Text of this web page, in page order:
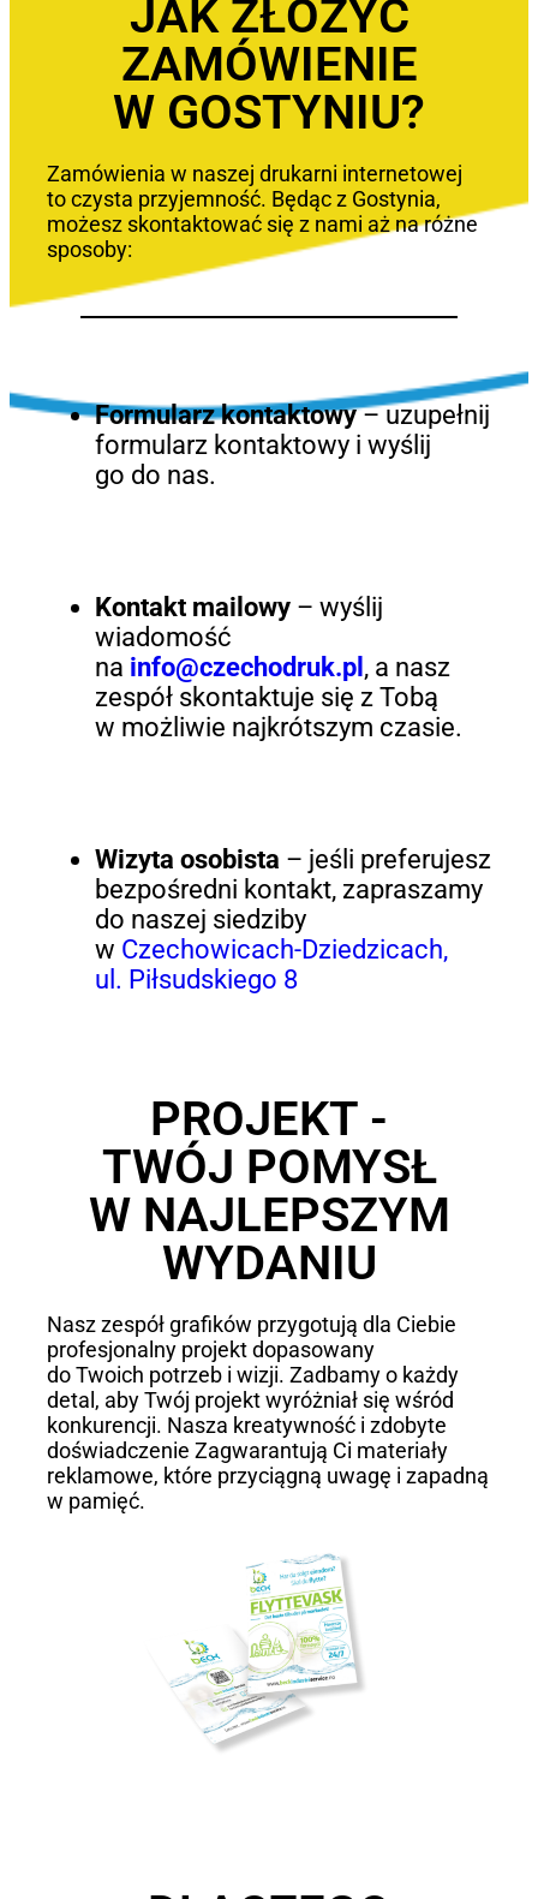
JAK ZŁOŻYĆ
ZAMÓWIENIE
W GOSTYNIU?
Zamówienia w naszej drukarni internetowej
to czysta przyjemność. Będąc z Gostynia,
możesz skontaktować się z nami aż na różne
sposoby:
Formularz kontaktowy– uzupełnij
formularz kontaktowy i wyślij
go do nas.
Kontakt mailowy– wyślij
wiadomość
na info@czechodruk.pl , a nasz
zespół skontaktuje się z Tobą
w możliwie najkrótszym czasie.
Wizyta osobista – jeśli preferujesz
bezpośredni kontakt, zapraszamy
do naszej siedziby
w Czechowicach-Dziedzicach,
ul. Piłsudskiego 8
PROJEKT -
TWÓJ POMYSŁ
W NAJLEPSZYM
WYDANIU
Nasz zespół grafików przygotują dla Ciebie
profesjonalny projekt dopasowany
do Twoich potrzeb i wizji. Zadbamy o każdy
detal, aby Twój projekt wyróżniał się wśród
konkurencji. Nasza kreatywność i zdobyte
doświadczenie Zagwarantują Ci materiały
reklamowe, które przyciągną uwagę i zapadną
w pamięć.